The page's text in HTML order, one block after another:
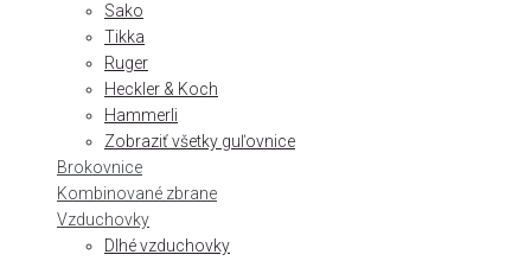
Sako
Tikka
Ruger
Heckler & Koch
Hammerli
Zobraziť všetky guľovnice
Brokovnice
Kombinované zbrane
Vzduchovky
Dlhé vzduchovky